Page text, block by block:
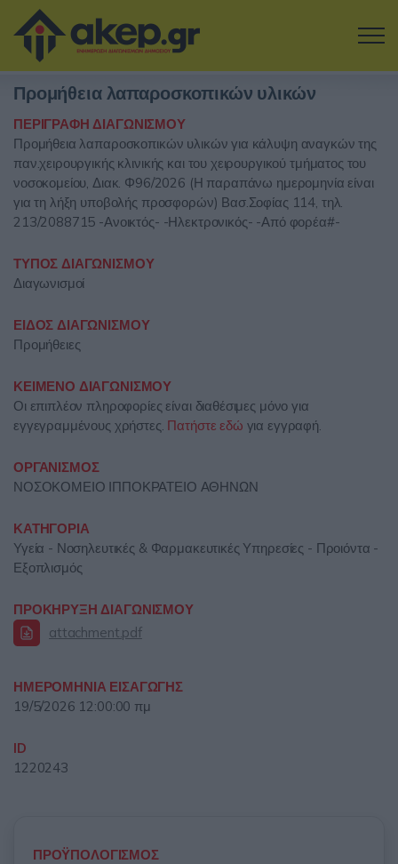
Μετάβαση στο κύριο περιεχόμενο
Η εταιρία
Αναζήτηση Διαγωνισμών
Δοκιμάστε την Υπηρεσία
Σύνδεση
Είσοδος
Προμήθεια λαπαροσκοπικών υλικών
ΠΕΡΙΓΡΑΦΗ ΔΙΑΓΩΝΙΣΜΟΥ
Προμήθεια λαπαροσκοπικών υλικών για κάλυψη αναγκών της
παν.χειρουργικής κλινικής και του χειρουργικού τμήματος του
νοσοκομείου, Διακ. Φ96/2026 (Η παραπάνω ημερομηνία είναι
για τη λήξη υποβολής προσφορών) Βασ.Σοφίας 114, τηλ.
213/2088715 -Ανοικτός- -Ηλεκτρονικός- -Από φορέα#-
ΤΥΠΟΣ ΔΙΑΓΩΝΙΣΜΟΥ
Διαγωνισμοί
ΕΙΔΟΣ ΔΙΑΓΩΝΙΣΜΟΥ
Προμήθειες
ΚΕΙΜΕΝΟ ΔΙΑΓΩΝΙΣΜΟΥ
Οι επιπλέον πληροφορίες είναι διαθέσιμες μόνο για
εγγεγραμμένους χρήστες. Πατήστε εδώ για εγγραφή.
ΟΡΓΑΝΙΣΜΟΣ
ΝΟΣΟΚΟΜΕΙΟ ΙΠΠΟΚΡΑΤΕΙΟ ΑΘΗΝΩΝ
ΚΑΤΗΓΟΡΙΑ
Υγεία - Νοσηλευτικές & Φαρμακευτικές Υπηρεσίες - Προιόντα -
Εξοπλισμός
ΠΡΟΚΗΡΥΞΗ ΔΙΑΓΩΝΙΣΜΟΥ
attachment.pdf
ΗΜΕΡΟΜΗΝΙΑ ΕΙΣΑΓΩΓΗΣ
19/5/2026 12:00:00 πμ
ID
1220243
ΠΡΟΫΠΟΛΟΓΙΣΜΟΣ